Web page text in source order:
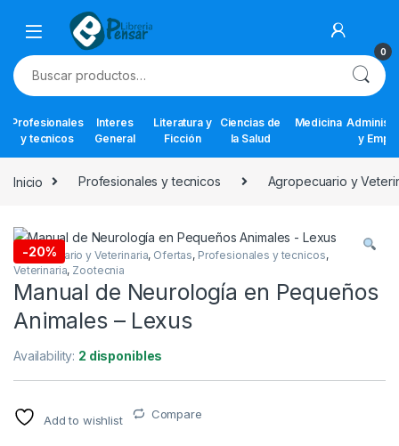
Skip to navigation
Skip to content
0
Buscar por:
Profesionales
y tecnicos
Interes
General
Literatura y
Ficción
Ciencias de
la Salud
Medicina
y
Inicio Profesionales y tecnicos Agropecuario y
-20%
Agropecuario y Veterinaria, Ofertas, Profesionales y tecnicos,
Veterinaria, Zootecnia
Manual de Neurología en Pequeños
Animales – Lexus
Availability: 2 disponibles
Add to wishlist Compare